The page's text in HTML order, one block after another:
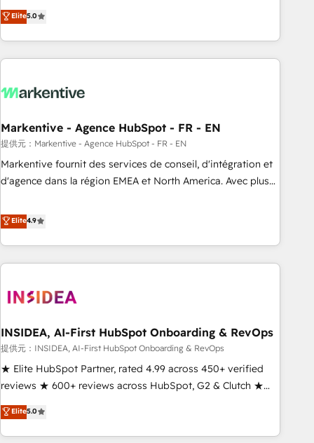
divisions Globalia (AI & Software) and Point Success Media
(Paid Media), making this the official home for all three
brands. 🔄 Implementation & Integration - Seamless
migrations and system integrations powered by Globalia’s
to drive platform adoption. 📈 Revenue Generation - Full-
Point Success Media. - Expert deployment of Breeze AI and
custom agents to automate growth. 🏆 Elite Excellence - 8
platform accreditations and deep HIPAA-compliance
expertise. - A team of 250+ experts dedicated to your
Elite5.0
Markentive - Agence HubSpot - FR - EN
提供元：Markentive - Agence HubSpot - FR - EN
Markentive fournit des services de conseil, d'intégration et
d'agence dans la région EMEA et North America. Avec plus
CRM et webdesign. Markentive is both a consulting firm, a
digital agency and an integrator. With over 115 experts in
marketing automation, growth, revops, CRM and webdesign
(We focus on EMEA - USA customers).
Elite4.9
INSIDEA, AI-First HubSpot Onboarding & RevOps
提供元：INSIDEA, AI-First HubSpot Onboarding & RevOps
★ Elite HubSpot Partner, rated 4.99 across 450+ verified
reviews ★ 600+ reviews across HubSpot, G2 & Clutch ★
150+ in-house HubSpot-certified experts ★ 1,500+
implementations across 25+ countries ★ AI-first, RevOps-
led, onboarding-obsessed INSIDEA helps growing
Elite5.0